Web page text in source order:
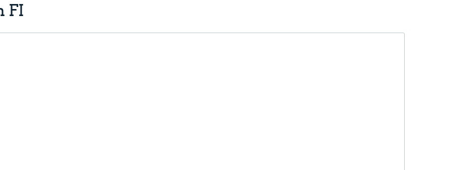
FI